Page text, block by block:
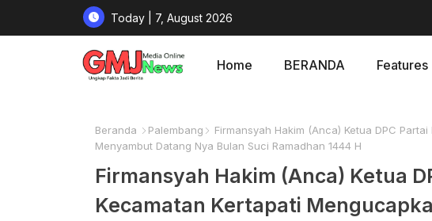
Today | 7, August 2026
Home BERANDA Features
Beranda Palembang
Firmansyah Hakim (Anca) Ketua DPC
Menyambut Datang Nya Bulan Suci Ramadhan 1444 H
Firmansyah Hakim (Anca) Ketua
Kecamatan Kertapati